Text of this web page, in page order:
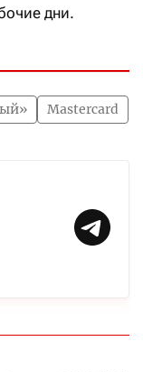
дни.
Mastercard